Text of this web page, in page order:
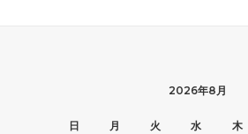
2026年8月
日 月 火 水 木